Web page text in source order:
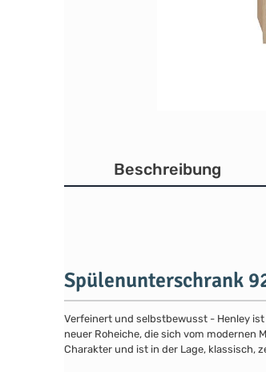
Beschreibung
Spülenunterschrank
Verfeinert und selbstbewusst - Henley
neuer Roheiche, die sich vom modernen
Charakter und ist in der Lage, klassisch,